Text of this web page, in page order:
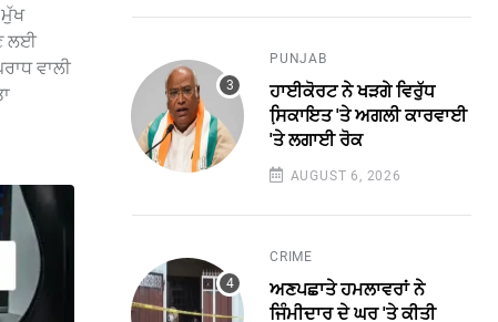
ਮੁੱਖ
ਲਈ
ਵਾਲੀ
PUNJAB
ਹਾਈਕੋਰਟ ਨੇ ਖੜਗੇ ਵਿਰੁੱਧ
ਸਿ਼ਕਾਇਤ 'ਤੇ ਅਗਲੀ ਕਾਰਵਾਈ
'ਤੇ ਲਗਾਈ ਰੋਕ
AUGUST 6, 2026
CRIME
ਅਣਪਛਾਤੇ ਹਮਲਾਵਰਾਂ ਨੇ
ਜਿੰਮੀਦਾਰ ਦੇ ਘਰ 'ਤੇ ਕੀਤੀ